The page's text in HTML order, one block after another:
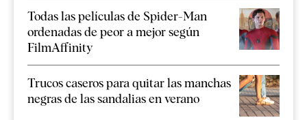
Todas las películas de Spider-Man
ordenadas de peor a mejor según
FilmAffinity
Trucos caseros para quitar las manchas
negras de las sandalias en verano